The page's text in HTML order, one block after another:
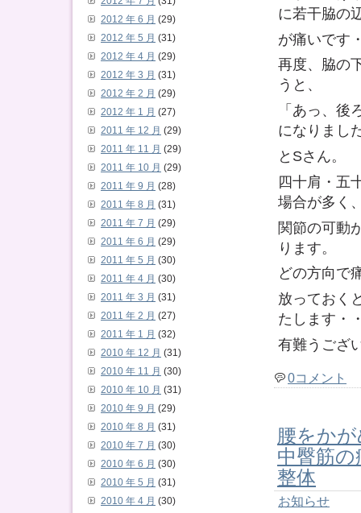
に若干脇の
が痛いです
再度、脇の
うと、
「あっ、
になりまし
とSさん。
四十肩・五
場合が多く
関節の可動
ります。
どの方向で
放っておく
たします・
有難うござ
0コメント
腰をか
中臀筋
整体
お知らせ
2012 年 6 月 (29)
2012 年 5 月 (31)
2012 年 4 月 (29)
2012 年 3 月 (31)
2012 年 2 月 (29)
2012 年 1 月 (27)
2011 年 12 月 (29)
2011 年 11 月 (29)
2011 年 10 月 (29)
2011 年 9 月 (28)
2011 年 8 月 (31)
2011 年 7 月 (29)
2011 年 6 月 (29)
2011 年 5 月 (30)
2011 年 4 月 (30)
2011 年 3 月 (31)
2011 年 2 月 (27)
2011 年 1 月 (32)
2010 年 12 月 (31)
2010 年 11 月 (30)
2010 年 10 月 (31)
2010 年 9 月 (29)
2010 年 8 月 (31)
2010 年 7 月 (30)
2010 年 6 月 (30)
2010 年 5 月 (31)
2010 年 4 月 (30)